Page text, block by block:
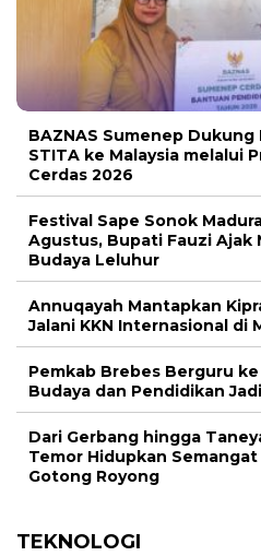
BAZNAS Sumenep
STITA ke Malaysia melalui
Cerdas 2026
Festival Sape Sonok
Agustus, Bupati Fauzi Ajak
Budaya Leluhur
Annuqayah Mantapkan
Jalani KKN Internasional di
Pemkab Brebes Berguru
Budaya dan Pendidikan
Dari Gerbang hingga
Temor Hidupkan
Gotong Royong
TEKNOLOGI